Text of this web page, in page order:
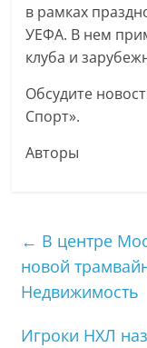
в рамках
УЕФА. В нем
клуба и
Обсудите
Спорт».
Авторы
← В центре
новой
Недвижимость
Игроки НХЛ